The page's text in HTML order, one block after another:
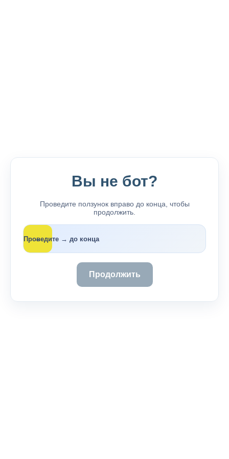
Вы не бот?
Проведите ползунок вправо до конца, чтобы
продолжить.
Проведите → до конца
→
Продолжить